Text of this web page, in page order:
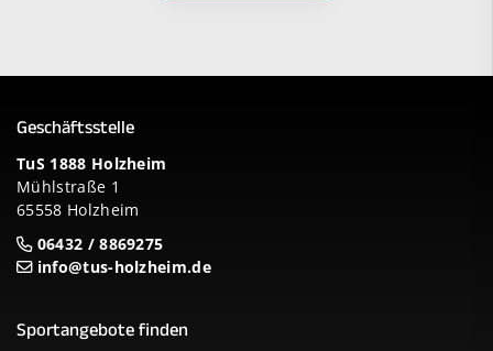
Geschäftsstelle
TuS 1888 Holzheim
Mühlstraße 1
65558 Holzheim
06432 / 8869275
info@tus-holzheim.de
Sportangebote finden